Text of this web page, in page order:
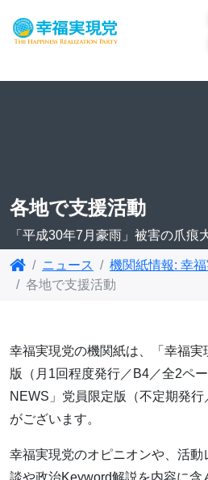
各地で支援活動
「平成30年7月豪雨」被害の爪痕
ニュース
機関紙情報: 幸
各地で支援活動
幸福実現党の機関紙は、「幸福
版（月1回程度発行／B4／全2ペ
NEWS」党員限定版（不定期発行
がございます。
幸福実現党のオピニオンや、活
談や政治Keyword解説を内容に含